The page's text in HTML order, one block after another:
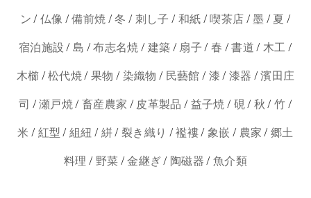
ン / 仏像 /備前焼 /冬 / 刺し子 / 和紙 /喫茶店 /墨 / 夏 /
宿泊施設 /島 /布志名焼 / 建築 / 扇子 / 春 /書道 / 木工 /
木櫛 /松代焼 /果物 / 染織物 / 民藝館 / 漆 / 漆器 /濱田庄
司 /瀬戸焼 /畜産農家 / 皮革製品 / 益子焼 / 硯/ 秋 /竹 /
米 / 紅型 /組紐 / 絣/裂き織り /襤褸/ 象嵌 / 農家 /郷土
料理 / 野菜 /金継ぎ/ 陶磁器 /魚介類